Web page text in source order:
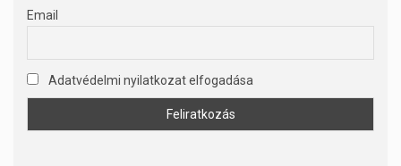
Email
Adatvédelmi nyilatkozat elfogadása